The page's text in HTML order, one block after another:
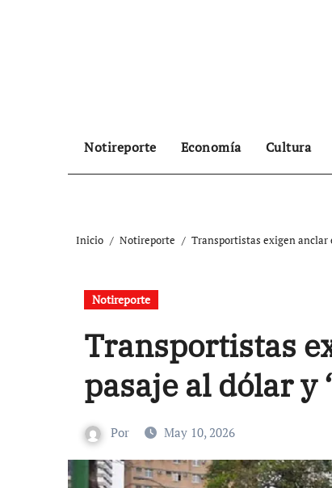
Notireporte Economía Cultura
Inicio Notireporte Transportistas exigen anclar
Notireporte
Transportistas
pasaje al dólar y
Por May 10, 2026